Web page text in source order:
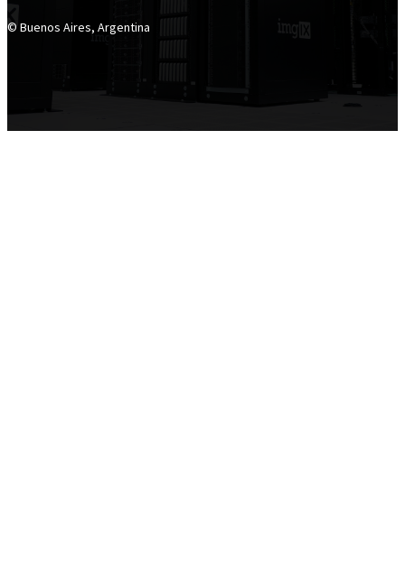
© Buenos Aires, Argentina